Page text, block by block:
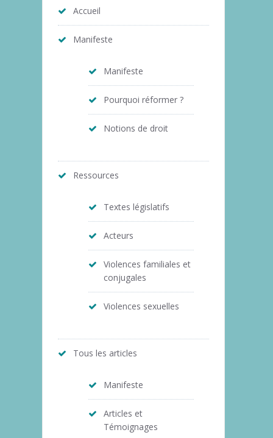
Accueil
Manifeste
Manifeste
Pourquoi réformer ?
Notions de droit
Ressources
Textes législatifs
Acteurs
Violences familiales et
conjugales
Violences sexuelles
Tous les articles
Manifeste
Articles et
Témoignages